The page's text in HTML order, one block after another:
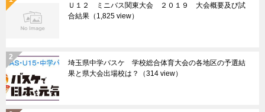
Ｕ１２ ミニバス関東大会 ２０１９ 大会概要及び試
合結果 （1,825 view）
埼玉県中学バスケ 学校総合体育大会の各地区の予選結
果と県大会出場校は？
（314 view）